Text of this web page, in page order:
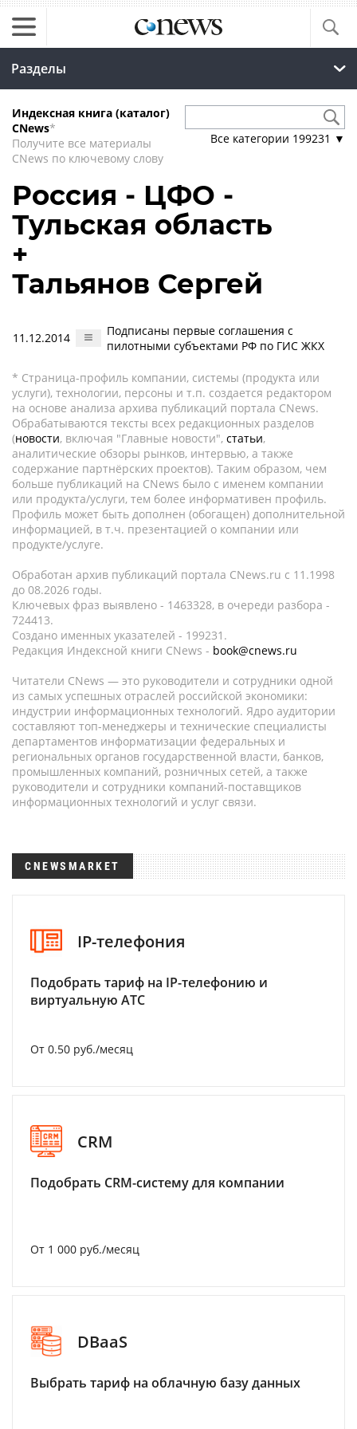
Разделы
Индексная книга (каталог)
CNews*
Получите все материалы
CNews по ключевому слову
Все категории 199231 ▼
Россия - ЦФО -
Тульская область
+
Тальянов Сергей
11.12.2014
Подписаны первые соглашения с
пилотными субъектами РФ по ГИС ЖКХ
* Страница-профиль компании, системы (продукта или
услуги), технологии, персоны и т.п. создается редактором
на основе анализа архива публикаций портала CNews.
Обрабатываются тексты всех редакционных разделов
(новости, включая "Главные новости", статьи,
аналитические обзоры рынков, интервью, а также
содержание партнёрских проектов). Таким образом, чем
больше публикаций на CNews было с именем компании
или продукта/услуги, тем более информативен профиль.
Профиль может быть дополнен (обогащен) дополнительной
информацией, в т.ч. презентацией о компании или
продукте/услуге.
Обработан архив публикаций портала CNews.ru c 11.1998
до 08.2026 годы.
Ключевых фраз выявлено - 1463328, в очереди разбора -
724413.
Создано именных указателей - 199231.
Редакция Индексной книги CNews - book@cnews.ru
Читатели CNews — это руководители и сотрудники одной
из самых успешных отраслей российской экономики:
индустрии информационных технологий. Ядро аудитории
составляют топ-менеджеры и технические специалисты
департаментов информатизации федеральных и
региональных органов государственной власти, банков,
промышленных компаний, розничных сетей, а также
руководители и сотрудники компаний-поставщиков
информационных технологий и услуг связи.
CNEWSMARKET
IP-телефония
Подобрать тариф на IP-телефонию и
виртуальную АТС
От 0.50 руб./месяц
CRM
Подобрать CRM-систему для компании
От 1 000 руб./месяц
DBaaS
Выбрать тариф на облачную базу данных